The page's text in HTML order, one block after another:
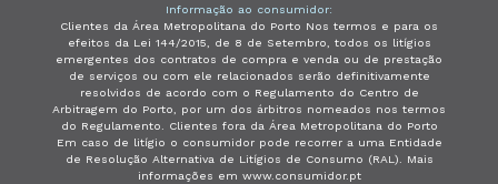
Informação ao consumidor:
Clientes da Área Metropolitana do Porto Nos termos e para os
efeitos da Lei 144/2015, de 8 de Setembro, todos os litígios
emergentes dos contratos de compra e venda ou de prestação
de serviços ou com ele relacionados serão definitivamente
resolvidos de acordo com o Regulamento do Centro de
Arbitragem do Porto, por um dos árbitros nomeados nos termos
do Regulamento. Clientes fora da Área Metropolitana do Porto
Em caso de litígio o consumidor pode recorrer a uma Entidade
de Resolução Alternativa de Litígios de Consumo (RAL). Mais
informações em www.consumidor.pt